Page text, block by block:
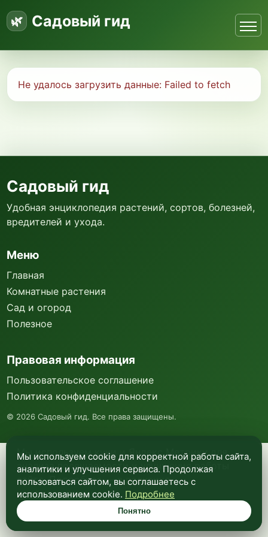
Садовый гид
Не удалось загрузить данные: Failed to fetch
Мы используем куки и Яндекс Метрику для
анализа посещаемости и улучшения работы
сайта. Подробнее —в политике
конфиденциальности.
Понятно
Садовый гид
Удобная энциклопедия растений, сортов, болезней,
вредителей и ухода.
Меню
Главная
Комнатные растения
Сад и огород
Полезное
Правовая информация
Пользовательское соглашение
Политика конфиденциальности
© 2026 Садовый гид. Все права защищены.
Мы используем cookie для корректной работы сайта,
аналитики и улучшения сервиса. Продолжая
пользоваться сайтом, вы соглашаетесь с
использованием cookie. Подробнее
Понятно